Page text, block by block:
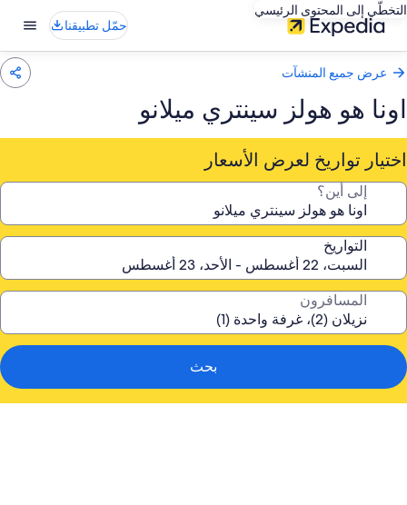
التخطّي إلى المحتوى الرئيسي
حمّل تطبيقنا
عرض جميع المنشآت
اونا هو هولز سينتري ميلانو
اختيار تواريخ لعرض الأسعار
إلى أين؟
التواريخ
المسافرون
بحث